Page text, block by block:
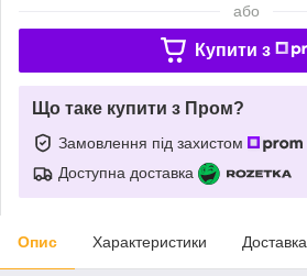
або
Купити з
Що таке купити з Пром?
Замовлення під захистом
Доступна доставка
Опис Характеристики Доставка